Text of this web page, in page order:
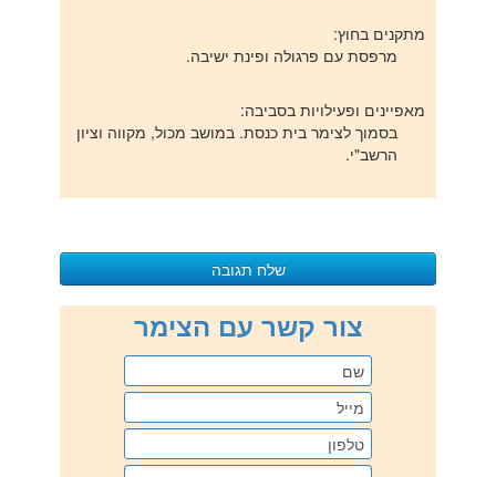
מתקנים בחוץ:
מרפסת עם פרגולה ופינת ישיבה.
מאפיינים ופעילויות בסביבה:
בסמוך לצימר בית כנסת. במושב מכול, מקווה וציון
הרשב"י.
שלח תגובה
כתיבת תגובה
האימייל לא יוצג באתר.(
*) שדות חובה מסומנים
צור קשר עם הצימר